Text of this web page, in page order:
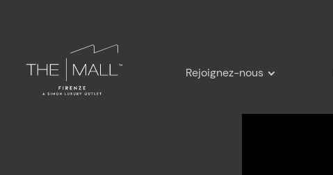
Rejoignez-nous